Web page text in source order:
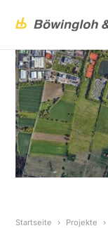
Startseite Projekte